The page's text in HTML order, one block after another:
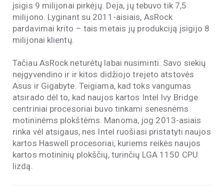
įsigis 9 milijonai pirkėjų. Deja, jų tebuvo tik 7,5
milijono. Lyginant su 2011-aisiais, AsRock
pardavimai krito – tais metais jų produkciją įsigijo 8
milijonai klientų.
Tačiau AsRock neturėtų labai nusiminti. Savo siekių
neįgyvendino ir ir kitos didžiojo trejeto atstovės
Asus ir Gigabyte. Teigiama, kad toks vangumas
atsirado dėl to, kad naujos kartos Intel Ivy Bridge
centriniai procesoriai buvo tinkami senesnėms
motininėms plokštėms. Manoma, jog 2013-asiais
rinka vėl atsigaus, nes Intel ruošiasi pristatyti naujos
kartos Haswell procesoriai, kuriems reikės naujos
kartos motininių plokščių, turinčių LGA 1150 CPU
lizdą.